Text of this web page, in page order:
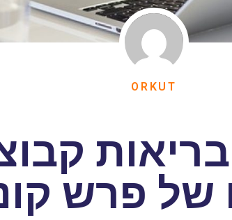
ORKUT
בריאות
של פרש